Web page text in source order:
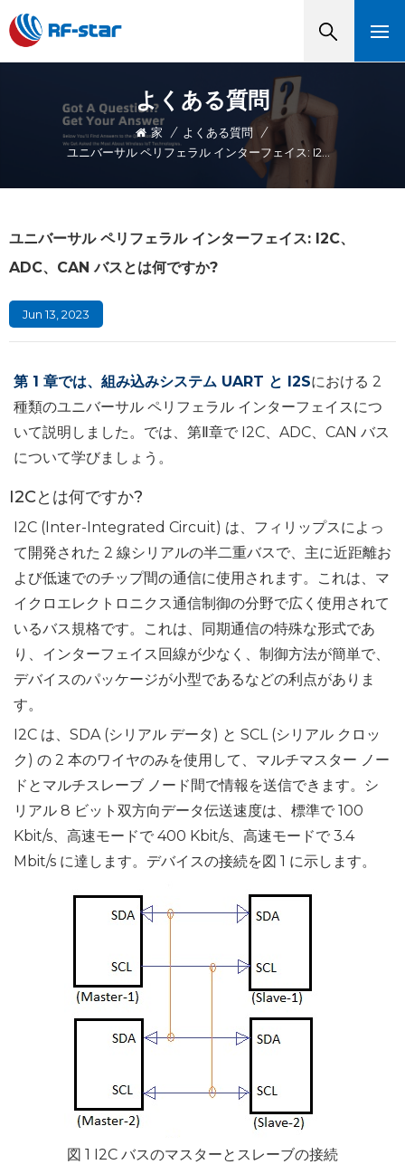
よくある質問
家 / よくある質問
/
ユニバーサル ペリフェラル インターフェイス: I2C、ADC、CAN バスとは何ですか?
ユニバーサル ペリフェラル インターフェイス: I2C、
ADC、CAN バスとは何ですか?
Jun 13, 2023
第 1 章では、組み込みシステム UART と I2Sにおける 2
種類のユニバーサル ペリフェラル インターフェイスにつ
いて説明しました。 では、第Ⅱ章で I2C、ADC、CAN バス
について学びましょう 。
I2Cとは何ですか?
I2C (Inter-Integrated Circuit) は、フィリップスによっ
て開発された 2 線シリアルの半二重バスで、主に近距離お
よび低速でのチップ間の通信に使用されます。これは、マ
イクロエレクトロニクス通信制御の分野で広く使用されて
いるバス規格です。これは、同期通信の特殊な形式であ
り、インターフェイス回線が少なく、制御方法が簡単で、
デバイスのパッケージが小型であるなどの利点がありま
す。
I2C は、SDA (シリアル データ) と SCL (シリアル クロッ
ク) の 2 本のワイヤのみを使用して、マルチマスター ノー
ドとマルチスレーブ ノード間で情報を送信できます。シ
リアル 8 ビット双方向データ伝送速度は、標準で 100
Kbit/s、高速モードで 400 Kbit/s、高速モードで 3.4
Mbit/s に達します。デバイスの接続を図 1 に示します。
図 1 I2C バスのマスターとスレーブの接続